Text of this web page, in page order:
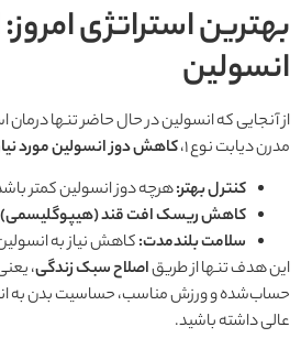
بهترین استراتژی
انسولین
از آنجایی که انسولین در حال حاضر تنها
مدرن دیابت نوع ۱، کاهش دوز انسولین مورد
کنترل بهتر:هرچه دوز انسولین کمتر
کاهش ریسک افت قند
سلامت بلندمدت:کاهش نیاز به
این هدف تنها از طریقاصلاح سبک زندگی،
حساب‌شده و ورزش مناسب، حساسیت بدن به
عالی داشته باشید.